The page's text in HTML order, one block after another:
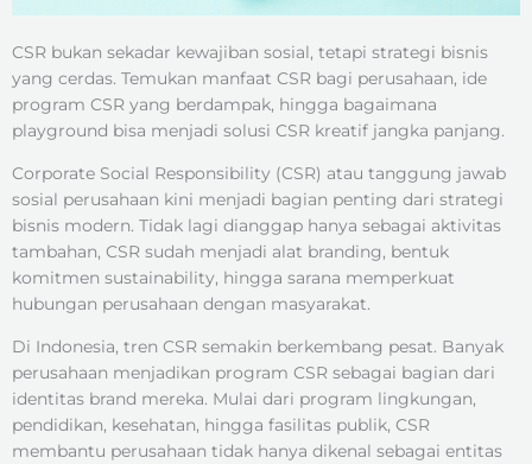
CSR bukan sekadar kewajiban sosial, tetapi strategi bisnis
yang cerdas. Temukan manfaat CSR bagi perusahaan, ide
program CSR yang berdampak, hingga bagaimana
playground bisa menjadi solusi CSR kreatif jangka panjang.
Corporate Social Responsibility (CSR) atau tanggung jawab
sosial perusahaan kini menjadi bagian penting dari strategi
bisnis modern. Tidak lagi dianggap hanya sebagai aktivitas
tambahan, CSR sudah menjadi alat branding, bentuk
komitmen sustainability, hingga sarana memperkuat
hubungan perusahaan dengan masyarakat.
Di Indonesia, tren CSR semakin berkembang pesat. Banyak
perusahaan menjadikan program CSR sebagai bagian dari
identitas brand mereka. Mulai dari program lingkungan,
pendidikan, kesehatan, hingga fasilitas publik, CSR
membantu perusahaan tidak hanya dikenal sebagai entitas